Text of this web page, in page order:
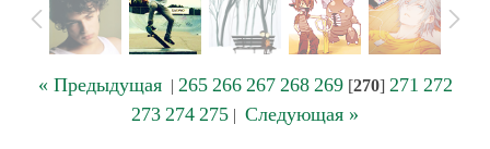
« Предыдущая| 265 266 267 268 269[270] 271 272
273 274 275 | Следующая »